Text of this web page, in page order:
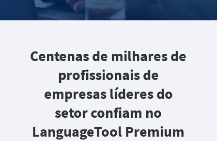
Centenas de milhares de
profissionais de
empresas líderes do
setor confiam no
LanguageTool Premium